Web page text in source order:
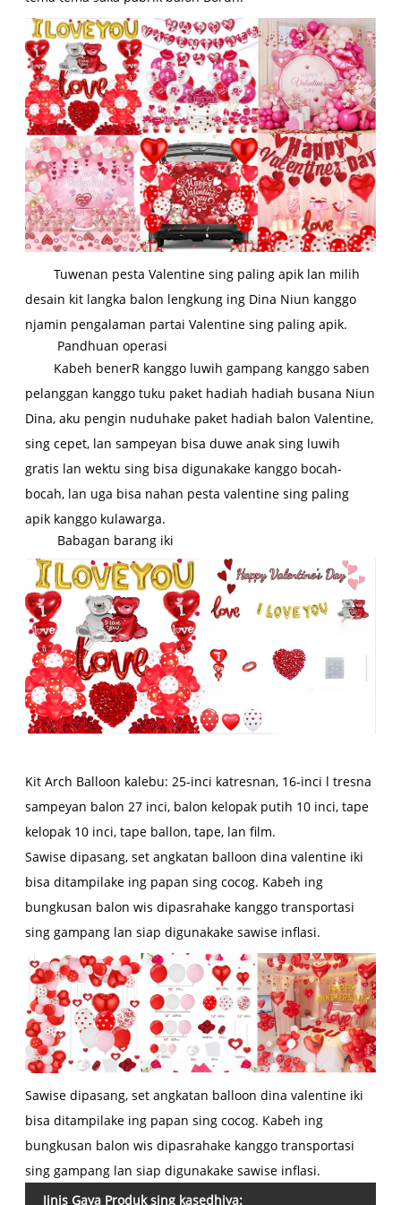
Tuwenan pesta Valentine sing paling apik lan milih
desain kit langka balon lengkung ing Dina Niun kanggo
njamin pengalaman partai Valentine sing paling apik.
Pandhuan operasi
Kabeh benerR kanggo luwih gampang kanggo saben
pelanggan kanggo tuku paket hadiah hadiah busana Niun
Dina, aku pengin nuduhake paket hadiah balon Valentine,
sing cepet, lan sampeyan bisa duwe anak sing luwih
gratis lan wektu sing bisa digunakake kanggo bocah-
bocah, lan uga bisa nahan pesta valentine sing paling
apik kanggo kulawarga.
Babagan barang iki
Kit Arch Balloon kalebu: 25-inci katresnan, 16-inci l tresna
sampeyan balon 27 inci, balon kelopak putih 10 inci, tape
kelopak 10 inci, tape ballon, tape, lan film.
Sawise dipasang, set angkatan balloon dina valentine iki
bisa ditampilake ing papan sing cocog. Kabeh ing
bungkusan balon wis dipasrahake kanggo transportasi
sing gampang lan siap digunakake sawise inflasi.
Sawise dipasang, set angkatan balloon dina valentine iki
bisa ditampilake ing papan sing cocog. Kabeh ing
bungkusan balon wis dipasrahake kanggo transportasi
sing gampang lan siap digunakake sawise inflasi.
Jinis Gaya Produk sing kasedhiya: